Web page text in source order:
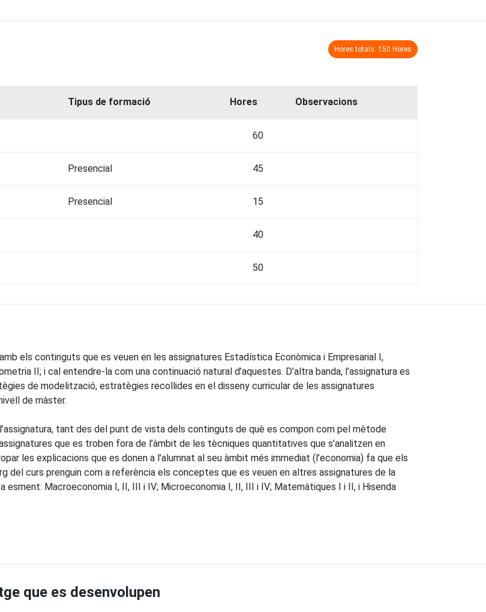
Hores totals: 150 Hores
Tipus de formació Hores Observacions
60
Presencial 45
Presencial 15
40
50
els continguts que es veuen en les assignatures Estadística Econòmica i Empresarial I,
II; i cal entendre-la com una continuació natural d’aquestes. D’altra banda, l’assignatura es
de modelització, estratègies recollides en el disseny curricular de les assignatures
de màster.
tant des del punt de vista dels continguts de què es compon com pel mètode
que es troben fora de l’àmbit de les tècniques quantitatives que s’analitzen en
les explicacions que es donen a l’alumnat al seu àmbit més immediat (l’economia) fa que els
del curs prenguin com a referència els conceptes que es veuen en altres assignatures de la
esment: Macroeconomia I, II, III i IV; Microeconomia I, II, III i IV; Matemàtiques I i II, i Hisenda
que es desenvolupen